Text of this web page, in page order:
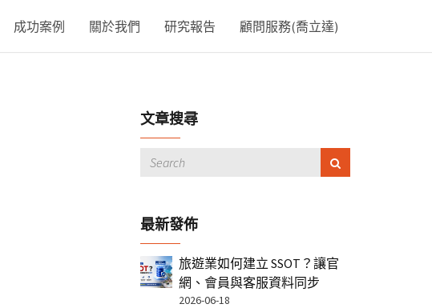
成功案例 關於我們 研究報告 顧問服務(喬立達)
文章搜尋
最新發佈
旅遊業如何建立 SSOT？讓官
網、會員與客服資料同步
2026-06-18